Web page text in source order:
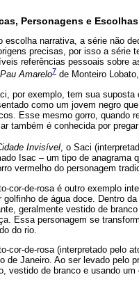
Personagens e
escolha narrativa, a série não
precisas, por isso a série
referências pessoais sobre
Amarelo7 de Monteiro
por exemplo, tem sua
como um jovem negro
Esse mesmo gorro, quando
também é conhecida por
Invisível, o Saci
Isac – um tipo de anagrama
vermelho do personagem
cor-de-rosa é outro exemplo
golfinho de água doce. Dentro
geralmente vestido de
Essa personagem se
do rio.
cor-de-rosa (interpretado pelo
de Janeiro. Ao ser levado pelo
vestido de branco e usando